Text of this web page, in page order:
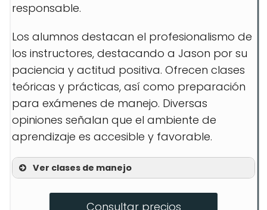
responsable.
Los alumnos destacan el profesionalismo de
los instructores, destacando a Jason por su
paciencia y actitud positiva. Ofrecen clases
teóricas y prácticas, así como preparación
para exámenes de manejo. Diversas
opiniones señalan que el ambiente de
aprendizaje es accesible y favorable.
Ver clases de manejo
Consultar precios